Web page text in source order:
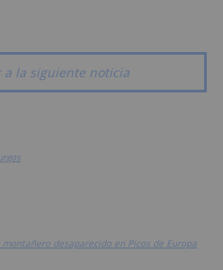
a la siguiente noticia
desaparecido en Picos de Europa